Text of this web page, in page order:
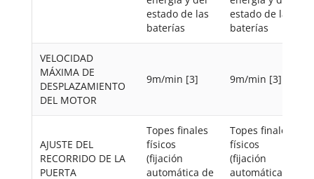
estado de las
baterías
estado de las
baterías
VELOCIDAD
MÁXIMA DE
DESPLAZAMIENTO
DEL MOTOR
9m/min [3] 9m/min [3]
AJUSTE DEL
RECORRIDO DE LA
PUERTA
Topes finales
físicos
(fijación
automática de
Topes finales
físicos
(fijación
automática de